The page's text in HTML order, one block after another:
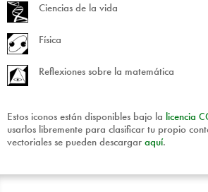
Ciencias de la vida
Física
Reflexiones sobre la matemática
Estos iconos están disponibles bajo la licencia
usarlos libremente para clasificar tu propio
vectoriales se pueden descargar aquí.